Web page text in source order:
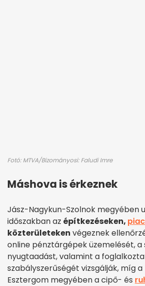
Fotó: MTVA/Bizományosi: Faludi Imre
Máshova is érkeznek
Jász-Nagykun-Szolnok megyében
időszakban az építkezéseken,
közterületeken végeznek
online pénztárgépek üzemelését, a
nyugtaadást, valamint a
szabályszerűségét vizsgálják, míg
Esztergom megyében a cipő- és